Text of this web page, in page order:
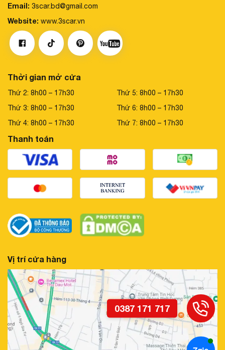
Email: 3scar.bd@gmail.com
Website: www.3scar.vn
Thời gian mở cửa
Thứ 2: 8h00 – 17h30
Thứ 3: 8h00 – 17h30
Thứ 4: 8h00 – 17h30
Thứ 5: 8h00 – 17h30
Thứ 6: 8h00 – 17h30
Thứ 7: 8h00 – 17h30
Thanh toán
Vị trí cửa hàng